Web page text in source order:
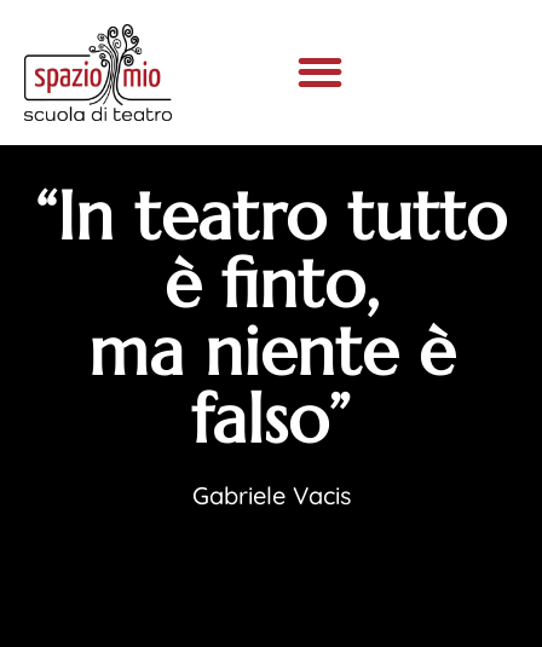
“In teatro tutto
è finto,
ma niente è
falso”
Gabriele Vacis